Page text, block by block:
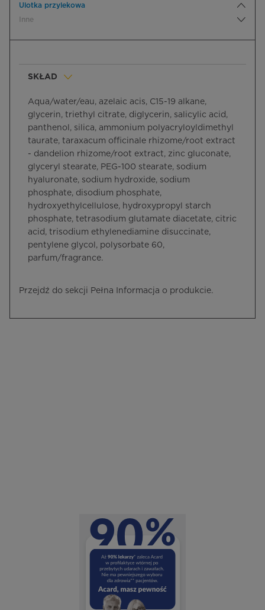
Ulotka przylekowa
Inne
SKŁAD
Aqua/water/eau, azelaic acis, C15-19 alkane,
glycerin, triethyl citrate, diglycerin, salicylic acid,
panthenol, silica, ammonium polyacryloyldimethyl
taurate, taraxacum officinale rhizome/root extract
- dandelion rhizome/root extract, zinc gluconate,
glyceryl stearate, PEG-100 stearate, sodium
hyaluronate, sodium hydroxide, sodium
phosphate, disodium phosphate,
hydroxyethylcellulose, hydroxypropyl starch
phosphate, tetrasodium glutamate diacetate, citric
acid, trisodium ethylenediamine disuccinate,
pentylene glycol, polysorbate 60,
parfum/fragrance.
Przejdź do sekcji Pełna Informacja o produkcie.